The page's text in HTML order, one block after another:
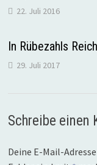
22. Juli 2016
In Rübezahls
29. Juli 2017
Schreibe einen
Deine E-Mail-